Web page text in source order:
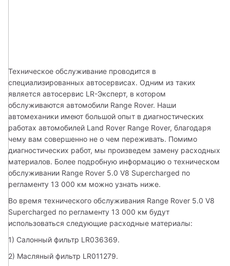
Техническое обслуживание проводится в
специализированных автосервисах. Одним из таких
является автосервис LR-Эксперт, в котором
обслуживаются автомобили Range Rover. Наши
автомеханики имеют большой опыт в диагностических
работах автомобилей Land Rover Range Rover, благодаря
чему вам совершенно не о чем переживать. Помимо
диагностических работ, мы произведем замену расходных
материалов. Более подробную информацию о техническом
обслуживании Range Rover 5.0 V8 Supercharged по
регламенту 13 000 км можно узнать ниже.
Во время технического обслуживания Range Rover 5.0 V8
Supercharged по регламенту 13 000 км будут
использоваться следующие расходные материалы:
1) Салонный фильтр LR036369.
2) Масляный фильтр LR011279.